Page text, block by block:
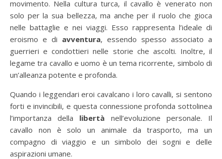
movimento. Nella cultura turca, il cavallo è venerato non
solo per la sua bellezza, ma anche per il ruolo che gioca
nelle battaglie e nei viaggi. Esso rappresenta l’ideale di
eroismo e di avventura, essendo spesso associato a
guerrieri e condottieri nelle storie che ascolti. Inoltre, il
legame tra cavallo e uomo è un tema ricorrente, simbolo di
un’alleanza potente e profonda.
Quando i leggendari eroi cavalcano i loro cavalli, si sentono
forti e invincibili, e questa connessione profonda sottolinea
l’importanza della libertà nell’evoluzione personale. Il
cavallo non è solo un animale da trasporto, ma un
compagno di viaggio e un simbolo dei sogni e delle
aspirazioni umane.